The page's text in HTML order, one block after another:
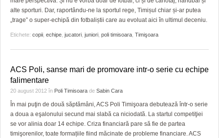
alte sporturi. Dar, raportându-ne la sportul rege, Timișul chiar și-ar putea
„trage” o super-echipă din fotbaliștii care au evoluat aici în ultimul deceniu.
Etichete: copii echipe jucatori juniori poli timisoara Timişoara
ACS Poli, sanse mari de promovare intr-o serie cu echipe
falimentare
20 august 2012 în Poli Timisoara de Sabin Cara
În mai puţin de două săptămâni, ACS Poli Timişoara debutează într-o serie
a doua a eşalonului secund mai slabă ca niciodată. La startul competiţiei
se vor alinia doar 14 echipe. Criza financiară pare să fie de partea
timişorenilor, toate formațiile fiind măcinate de probleme financiare. ACS